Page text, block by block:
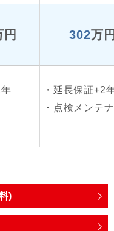
円 302万
延長保証+2
点検メンテ
)